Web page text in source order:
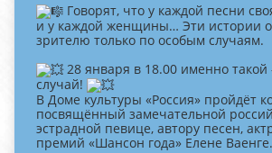
Говорят, что у каждой песни
и у каждой женщины… Эти истории
зрителю только по особым случаям.
28 января в 18.00 именно
случай!
В Доме культуры «Россия» пройдёт
посвящённый замечательной
эстрадной певице, автору песен,
премий «Шансон года» Елене Ваенге.